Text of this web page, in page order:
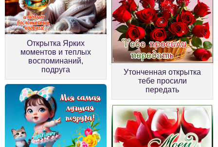
Открытка Ярких
моментов и теплых
воспоминаний,
подруга
Утонченная открытка
тебе просили
передать